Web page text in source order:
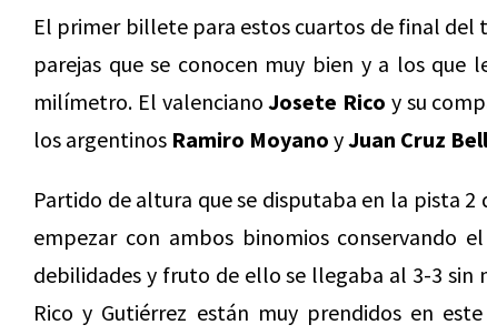
El primer billete para estos cuartos de final del
parejas que se conocen muy bien y a los
milímetro. El valencianoJosete Rico y su
los argentinos Ramiro Moyano yJuan Cruz
Partido de altura que se disputaba en la pista
empezar con ambos binomios conservando
debilidades y fruto de ello se llegaba al 3-3 sin
Rico y Gutiérrez están muy prendidos en